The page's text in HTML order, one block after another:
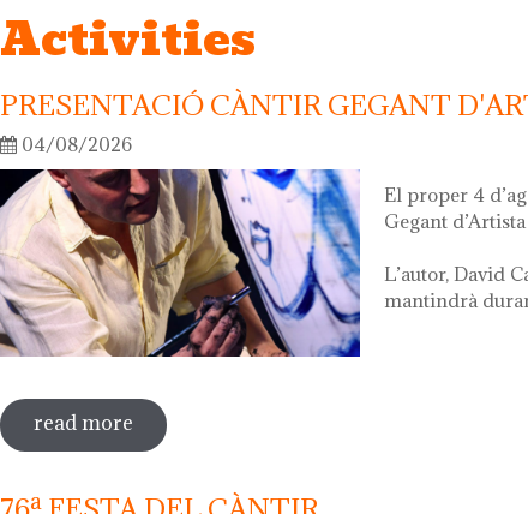
Activities
PRESENTACIÓ CÀNTIR GEGANT
04/08/2026
El proper 4
Gegant
L’autor, David
mantindrà
read more sobre presentació càntir gegant d'artista